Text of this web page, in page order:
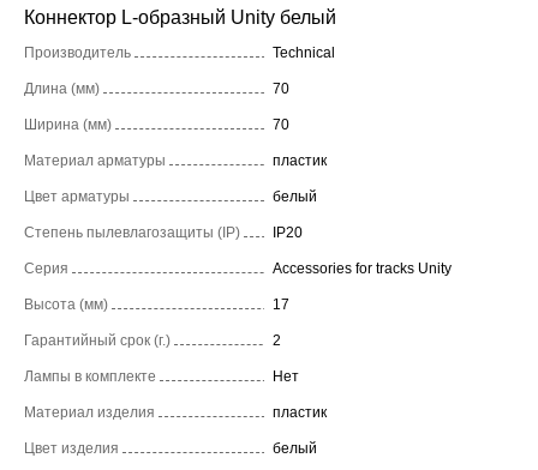
Коннектор L-образный Unity белый
Производитель Technical
Длина (мм) 70
Ширина (мм) 70
Материал арматуры пластик
Цвет арматуры белый
Степень пылевлагозащиты (IP) IP20
Серия Accessories for tracks Unity
Высота (мм) 17
Гарантийный срок (г.) 2
Лампы в комплекте Нет
Материал изделия пластик
Цвет изделия белый